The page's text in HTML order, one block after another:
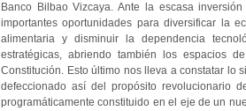
Banco Bilbao Vizcaya. Ante la escasa
importantes oportunidades para diversificar la
alimentaria y disminuir la dependencia
estratégicas, abriendo también los espacios
Constitución. Esto último nos lleva a constatar lo
defeccionado así del propósito revolucionario
programáticamente constituido en el eje de un